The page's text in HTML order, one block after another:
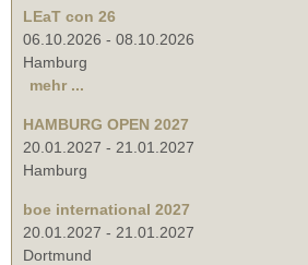
LEaT con 26
06.10.2026 - 08.10.2026
Hamburg
mehr ...
HAMBURG OPEN 2027
20.01.2027 - 21.01.2027
Hamburg
boe international 2027
20.01.2027 - 21.01.2027
Dortmund